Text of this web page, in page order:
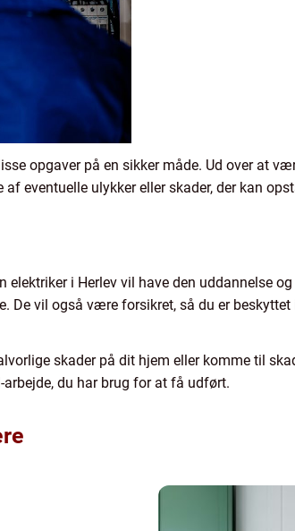
opgaver på en sikker måde. Ud over at
eventuelle ulykker eller skader, der kan
elektriker i Herlev vil have den uddannelse og
De vil også være forsikret, så du er beskyttet
skader på dit hjem eller komme til
du har brug for at få udført.